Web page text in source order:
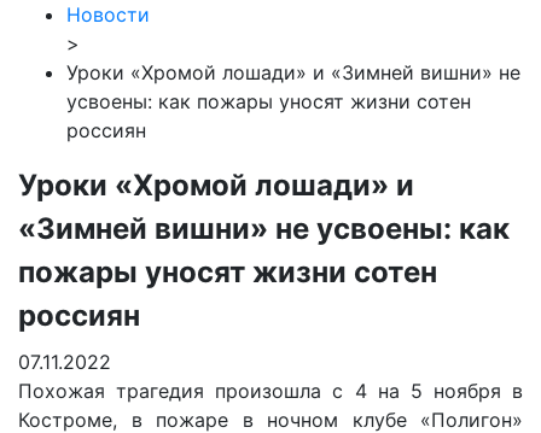
Новости
>
Уроки «Хромой лошади» и «Зимней вишни» не
усвоены: как пожары уносят жизни сотен
россиян
Уроки «Хромой лошади» и
«Зимней вишни» не усвоены: как
пожары уносят жизни сотен
россиян
07.11.2022
Похожая трагедия произошла с 4 на 5 ноября в
Костроме, в пожаре в ночном клубе «Полигон»